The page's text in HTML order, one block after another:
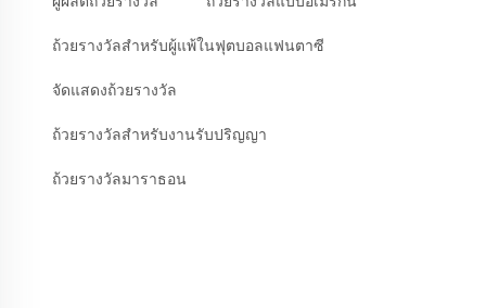
ถ้วยรางวัลสำหรับผู้แพ้ในฟุตบอลแฟนตาซี
จัดแสดงถ้วยรางวัล
ถ้วยรางวัลสำหรับงานรับปริญญา
ถ้วยรางวัลมาราธอน